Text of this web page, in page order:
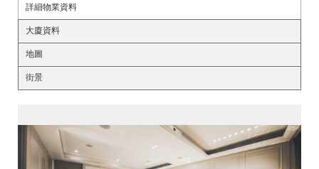
詳細物業資料
大廈資料
地圖
街景